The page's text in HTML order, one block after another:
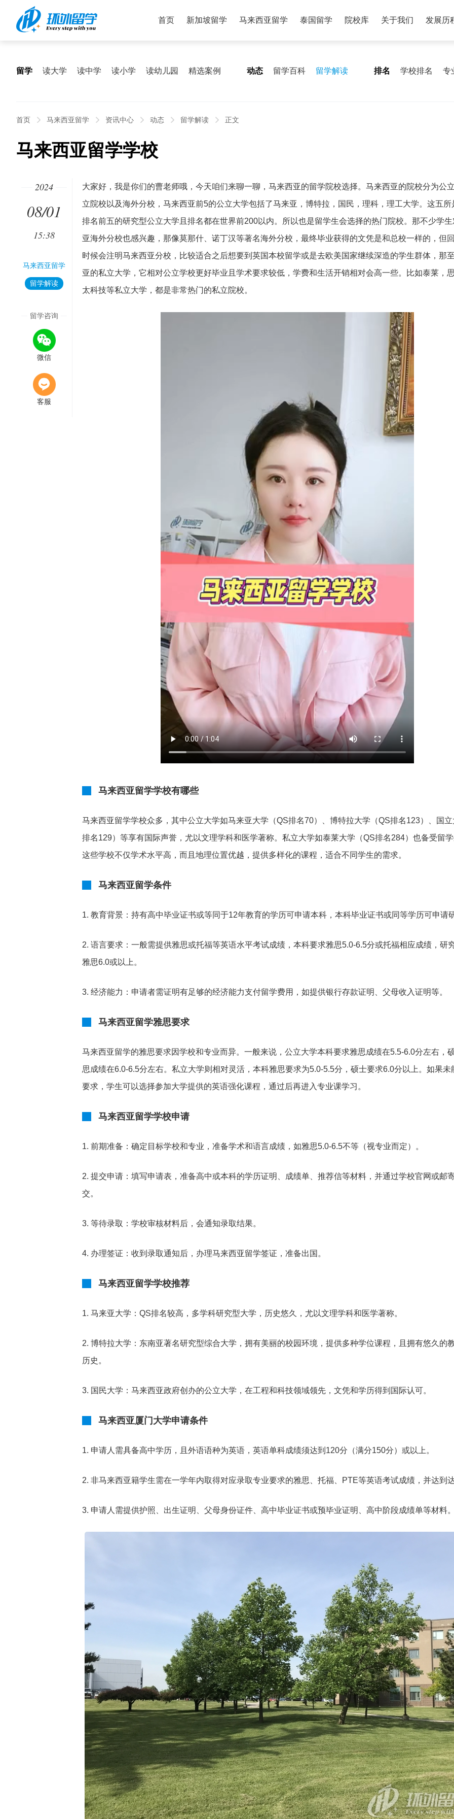
首页 新加坡留学 马来西亚留学 泰国留学 院校库 关于我们 发展历
留学 读大学 读中学 读小学 读幼儿园 精选案例 动态 留学百科 留学解读 排名 学校排名 专
首页 马来西亚留学 资讯中心 动态 留学解读 正文
马来西亚留学学校
大家好，我是你们的曹老师哦，今天咱们来聊一聊，马来西亚的留学院校选择。马来西亚的院校分为公
立院校以及海外分校，马来西亚前5的公立大学包括了马来亚，博特拉，国民，理科，理工大学。这五所
排名前五的研究型公立大学且排名都在世界前200以内。所以也是留学生会选择的热门院校。那不少学
亚海外分校也感兴趣，那像莫那什、诺丁汉等著名海外分校，最终毕业获得的文凭是和总校一样的，但
时候会注明马来西亚分校，比较适合之后想要到英国本校留学或是去欧美国家继续深造的学生群体，那
亚的私立大学，它相对公立学校更好毕业且学术要求较低，学费和生活开销相对会高一些。比如泰莱，
太科技等私立大学，都是非常热门的私立院校。
马来西亚留学学校有哪些
马来西亚留学学校众多，其中公立大学如马来亚大学（QS排名70）、博特拉大学（QS排名123）、国
排名129）等享有国际声誉，尤以文理学科和医学著称。私立大学如泰莱大学（QS排名284）也备受留学
这些学校不仅学术水平高，而且地理位置优越，提供多样化的课程，适合不同学生的需求。
马来西亚留学条件
1. 教育背景：持有高中毕业证书或等同于12年教育的学历可申请本科，本科毕业证书或同等学历可申请
2. 语言要求：一般需提供雅思或托福等英语水平考试成绩，本科要求雅思5.0-6.5分或托福相应成绩，研
雅思6.0或以上。
3. 经济能力：申请者需证明有足够的经济能力支付留学费用，如提供银行存款证明、父母收入证明等。
马来西亚留学雅思要求
马来西亚留学的雅思要求因学校和专业而异。一般来说，公立大学本科要求雅思成绩在5.5-6.0分左右，
思成绩在6.0-6.5分左右。私立大学则相对灵活，本科雅思要求为5.0-5.5分，硕士要求6.0分以上。如果未
要求，学生可以选择参加大学提供的英语强化课程，通过后再进入专业课学习。
马来西亚留学学校申请
1. 前期准备：确定目标学校和专业，准备学术和语言成绩，如雅思5.0-6.5不等（视专业而定）。
2. 提交申请：填写申请表，准备高中或本科的学历证明、成绩单、推荐信等材料，并通过学校官网或邮
交。
3. 等待录取：学校审核材料后，会通知录取结果。
4. 办理签证：收到录取通知后，办理马来西亚留学签证，准备出国。
马来西亚留学学校推荐
1. 马来亚大学：QS排名较高，多学科研究型大学，历史悠久，尤以文理学科和医学著称。
2. 博特拉大学：东南亚著名研究型综合大学，拥有美丽的校园环境，提供多种学位课程，且拥有悠久的
历史。
3. 国民大学：马来西亚政府创办的公立大学，在工程和科技领域领先，文凭和学历得到国际认可。
马来西亚厦门大学申请条件
1. 申请人需具备高中学历，且外语语种为英语，英语单科成绩须达到120分（满分150分）或以上。
2. 非马来西亚籍学生需在一学年内取得对应录取专业要求的雅思、托福、PTE等英语考试成绩，并达到达
3. 申请人需提供护照、出生证明、父母身份证件、高中毕业证书或预毕业证明、高中阶段成绩单等材料。
2024
08/01
15:38
马来西亚留学
留学解读
留学咨询
微信
客服